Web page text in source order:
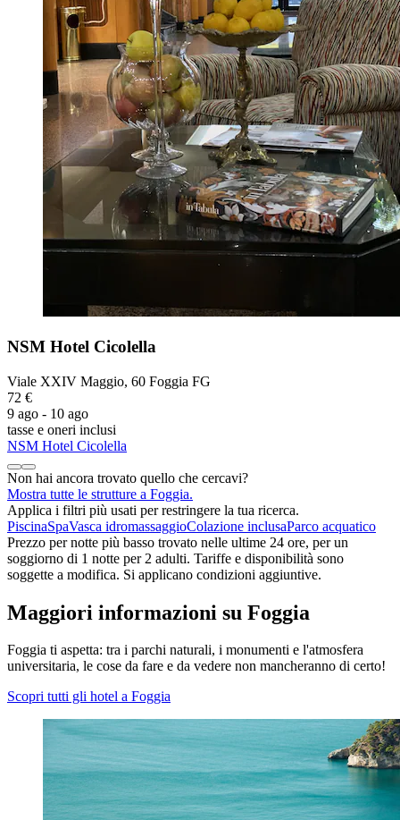
NSM Hotel Cicolella
Viale XXIV Maggio, 60 Foggia FG
72 €
9 ago - 10 ago
tasse e oneri inclusi
NSM Hotel Cicolella
Non hai ancora trovato quello che cercavi?
Mostra tutte le strutture a Foggia.
Applica i filtri più usati per restringere la tua ricerca.
PiscinaSpaVasca idromassaggioColazione inclusaParco acquatico
Prezzo per notte più basso trovato nelle ultime 24 ore, per un
soggiorno di 1 notte per 2 adulti. Tariffe e disponibilità sono
soggette a modifica. Si applicano condizioni aggiuntive.
Maggiori informazioni su Foggia
Foggia ti aspetta: tra i parchi naturali, i monumenti e l'atmosfera
universitaria, le cose da fare e da vedere non mancheranno di certo!
Scopri tutti gli hotel a Foggia